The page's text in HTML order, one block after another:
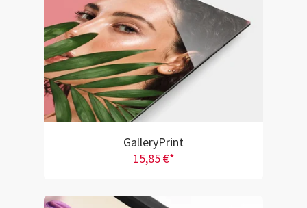
GalleryPrint
15,85 €*